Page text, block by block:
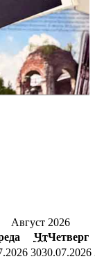
Август 2026
ЧтЧетверг
3030.07.2026